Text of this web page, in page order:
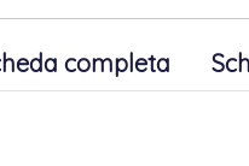
completa